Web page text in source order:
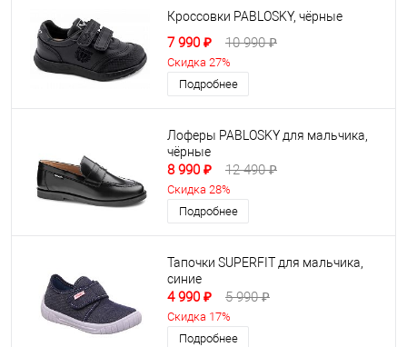
Кроссовки PABLOSKY, чёрные
7 990 ₽ 10 990 ₽
Скидка 27%
Подробнее
Лоферы PABLOSKY для мальчика,
чёрные
8 990 ₽ 12 490 ₽
Скидка 28%
Подробнее
Тапочки SUPERFIT для мальчика,
синие
4 990 ₽ 5 990 ₽
Скидка 17%
Подробнее